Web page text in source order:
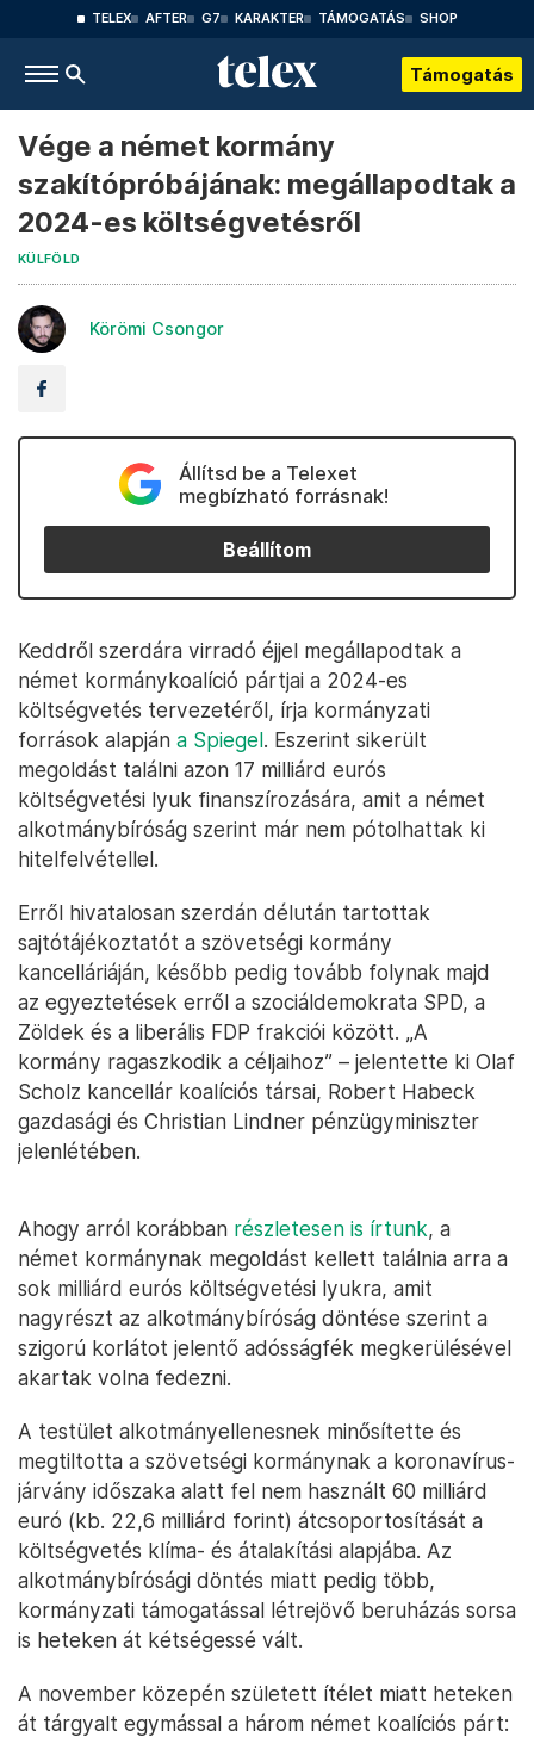
TELEX AFTER G7 KARAKTER TÁMOGATÁS SHOP
Támogatás
Vége a német kormány
szakítópróbájának: megállapodtak a
2024-es költségvetésről
KÜLFÖLD
Körömi Csongor
Állítsd be a Telexet
megbízható forrásnak!
Beállítom
Keddről szerdára virradó éjjel megállapodtak a
német kormánykoalíció pártjai a 2024-es
költségvetés tervezetéről, írja kormányzati
források alapján a Spiegel. Eszerint sikerült
megoldást találni azon 17 milliárd eurós
költségvetési lyuk finanszírozására, amit a német
alkotmánybíróság szerint már nem pótolhattak ki
hitelfelvétellel.
Erről hivatalosan szerdán délután tartottak
sajtótájékoztatót a szövetségi kormány
kancelláriáján, később pedig tovább folynak majd
az egyeztetések erről a szociáldemokrata SPD, a
Zöldek és a liberális FDP frakciói között. „A
kormány ragaszkodik a céljaihoz” – jelentette ki Olaf
Scholz kancellár koalíciós társai, Robert Habeck
gazdasági és Christian Lindner pénzügyminiszter
jelenlétében.
Ahogy arról korábban részletesen is írtunk, a
német kormánynak megoldást kellett találnia arra a
sok milliárd eurós költségvetési lyukra, amit
nagyrészt az alkotmánybíróság döntése szerint a
szigorú korlátot jelentő adósságfék megkerülésével
akartak volna fedezni.
A testület alkotmányellenesnek minősítette és
megtiltotta a szövetségi kormánynak a koronavírus-
járvány időszaka alatt fel nem használt 60 milliárd
euró (kb. 22,6 milliárd forint) átcsoportosítását a
költségvetés klíma- és átalakítási alapjába. Az
alkotmánybírósági döntés miatt pedig több,
kormányzati támogatással létrejövő beruházás sorsa
is heteken át kétségessé vált.
A november közepén született ítélet miatt heteken
át tárgyalt egymással a három német koalíciós párt: